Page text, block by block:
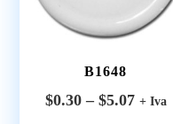
B1648
$0.30 – $5.07 + Iva